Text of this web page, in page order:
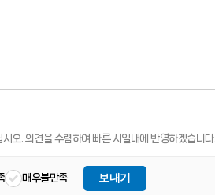
오. 의견을 수렴하여 빠른 시일내에 반영하겠습니다.
매우불만족 보내기